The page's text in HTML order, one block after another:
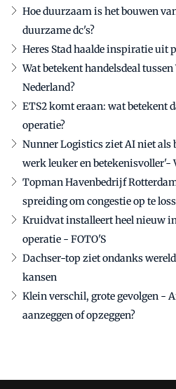
Hoe duurzaam is het bouwen
duurzame dc's?
Heres Stad haalde inspiratie uit
Wat betekent handelsdeal
Nederland?
ETS2 komt eraan: wat betekent
operatie?
Nunner Logistics ziet AI niet als
werk leuker en betekenisvoller'-
Topman Havenbedrijf
spreiding om congestie op te
Kruidvat installeert heel nieuw
operatie - FOTO'S
Dachser-top ziet ondanks
kansen
Klein verschil, grote gevolgen -
aanzeggen of opzeggen?